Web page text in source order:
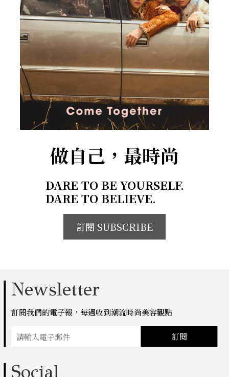
做自己，最時尚
DARE TO BE YOURSELF.
DARE TO BELIEVE.
訂閱 SUBSCRIBE
Newsletter
訂閱我們的電子報，每週收到潮流時尚美容觀點
訂閱
Social